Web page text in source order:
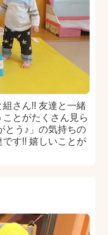
さん!! 友達と一緒
とがたくさん見ら
とう♪」の気持ちの
す!! 嬉しいことが